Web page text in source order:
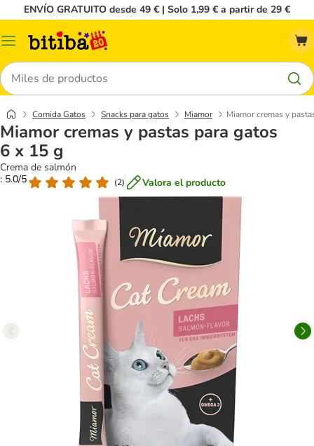
ENVÍO GRATUITO desde 49 € | Solo 1,99 € a partir de 29 €
Menú
Buscar
Comida Gatos Snacks para gatos Miamor Miamor cremas y
Miamor cremas y pastas para gatos
6 x 15 g
Crema de salmón
: 5.0/5
(2) Valora el producto